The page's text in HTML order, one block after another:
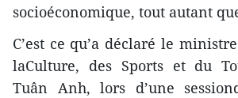
socioéconomique, tout autant
C’est ce qu’a déclaré le
laCulture, des Sports et du
Tuân Anh, lors d’une